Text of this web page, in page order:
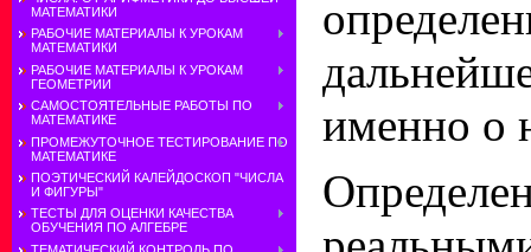
МАТЕМАТИКИ
РАБОЧИЕ МАТЕРИАЛЫ К УРОКАМ
МАТЕМАТИКИ
РАБОЧИЕ МАТЕРИАЛЫ К УРОКАМ
ГЕОМЕТРИИ
САМОСТОЯТЕЛЬНЫЕ РАБОТЫ ПО
МАТЕМАТИКЕ
ПРОМЕЖУТОЧНОЕ ТЕСТИРОВАНИЕ ПО
МАТЕМАТИКЕ
ПОЭТИЧЕСКИЙ КАЛЕЙДОСКОП "ЧИСЛА
И ФИГУРЫ"
ТЕСТЫ ДЛЯ ОЦЕНКИ КАЧЕСТВА
ОБУЧЕНИЯ ПО АЛГЕБРЕ
именно о